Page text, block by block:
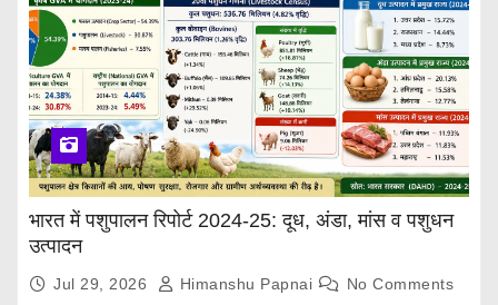
भारत में पशुपालन रिपोर्ट 2024-25: दूध, अंडा, मांस व पशुधन
उत्पादन
Jul 29, 2026 Himanshu Papnai No Comments